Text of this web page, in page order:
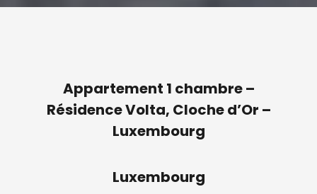
Appartement 1 chambre –
Résidence Volta, Cloche d’Or –
Luxembourg
Luxembourg